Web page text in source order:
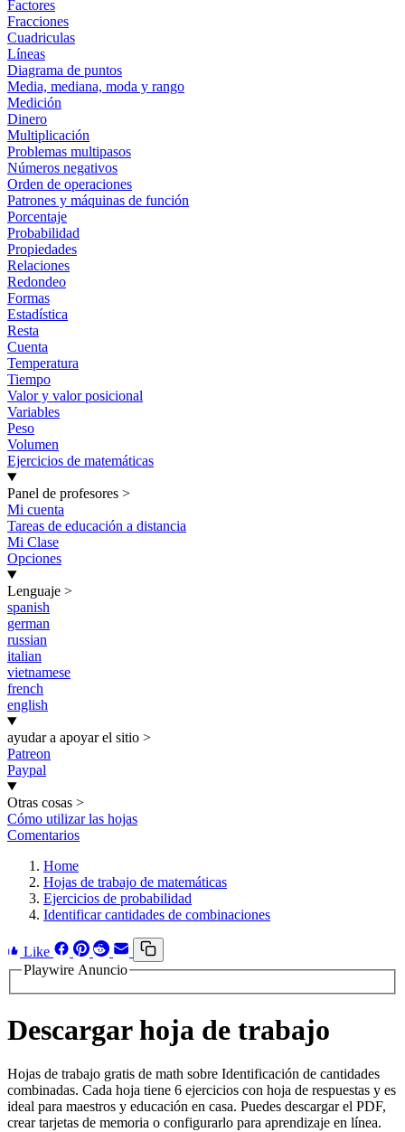
Factores
Fracciones
Cuadriculas
Líneas
Diagrama de puntos
Media, mediana, moda y rango
Medición
Dinero
Multiplicación
Problemas multipasos
Números negativos
Orden de operaciones
Patrones y máquinas de función
Porcentaje
Probabilidad
Propiedades
Relaciones
Redondeo
Formas
Estadística
Resta
Cuenta
Temperatura
Tiempo
Valor y valor posicional
Variables
Peso
Volumen
Ejercicios de matemáticas
Panel de profesores >
Mi cuenta
Tareas de educación a distancia
Mi Clase
Opciones
Lenguaje >
spanish
german
russian
italian
vietnamese
french
english
ayudar a apoyar el sitio >
Patreon
Paypal
Otras cosas >
Cómo utilizar las hojas
Comentarios
Home
Hojas de trabajo de matemáticas
Ejercicios de probabilidad
Identificar cantidades de combinaciones
Like
Playwire Anuncio
Descargar hoja de trabajo
Hojas de trabajo gratis de math sobre Identificación de cantidades
combinadas. Cada hoja tiene 6 ejercicios con hoja de respuestas y es
ideal para maestros y educación en casa. Puedes descargar el PDF,
crear tarjetas de memoria o configurarlo para aprendizaje en línea.